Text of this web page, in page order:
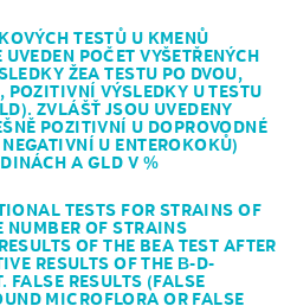
TESTŮ U KMENŮ
POČET VYŠETŘENÝCH
ŽEA TESTU PO DVOU,
POZITIVNÍ VÝSLEDKY U TESTU
ZVLÁŠŤ JSOU UVEDENY
POZITIVNÍ U DOPROVODNÉ
U ENTEROKOKŮ)
A GLD V %
TESTS FOR STRAINS OF
OF STRAINS
OF THE BEA TEST AFTER
RESULTS OF THE Β-D-
FALSE RESULTS (FALSE
MICROFLORA OR FALSE